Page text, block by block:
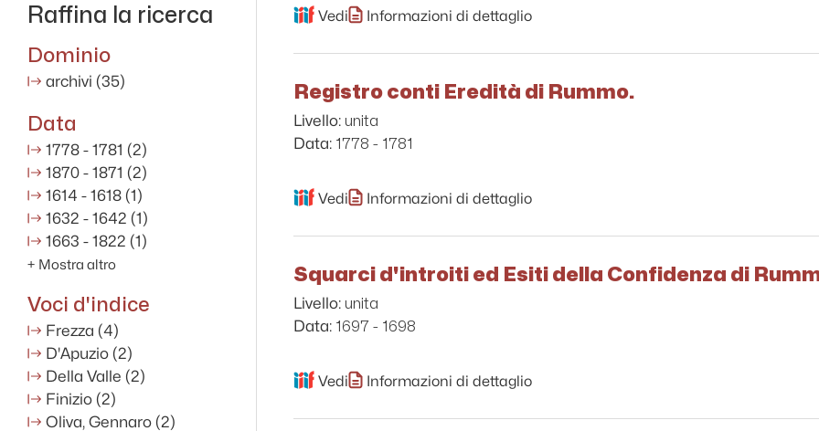
Raffina la ricerca
Dominio
archivi (35)
Data
1778 - 1781 (2)
1870 - 1871 (2)
1614 - 1618 (1)
1632 - 1642 (1)
1663 - 1822 (1)
+ Mostra altro
Voci d'indice
Frezza (4)
D'Apuzio (2)
Della Valle (2)
Finizio (2)
Oliva, Gennaro (2)
Vedi Informazioni di dettaglio
Registro conti Eredità di Rummo.
Livello: unita
Data: 1778 - 1781
Vedi Informazioni di dettaglio
Squarci d'introiti ed Esiti della Confidenza di
Livello: unita
Data: 1697 - 1698
Vedi Informazioni di dettaglio